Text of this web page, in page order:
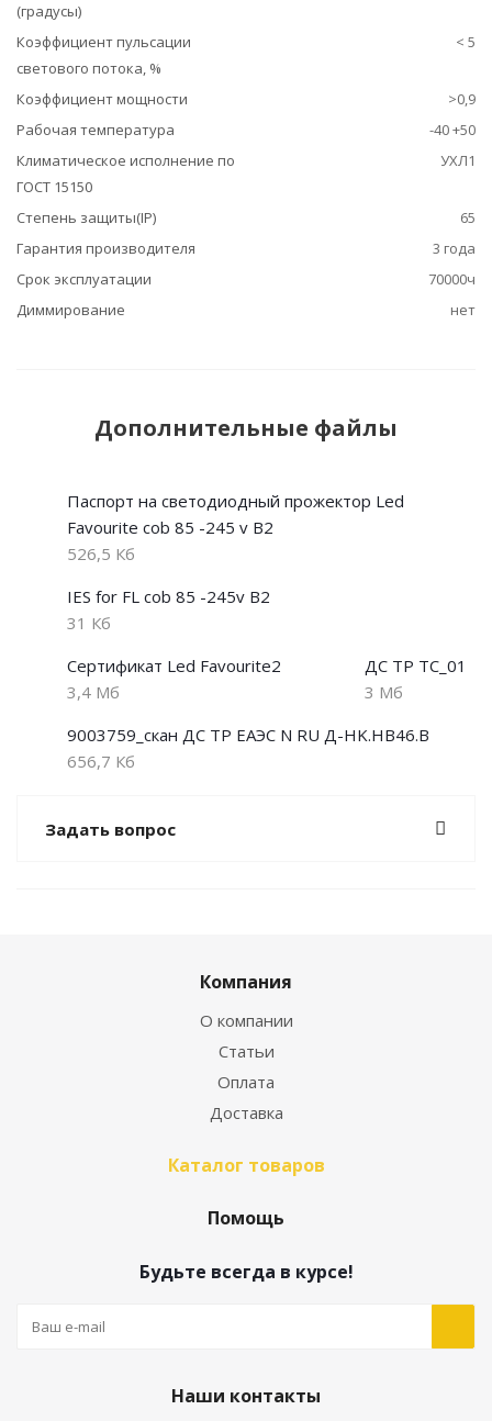
(градусы)
Коэффициент пульсации
светового потока, %
< 5
Коэффициент мощности
>0,9
Рабочая температура
-40 +50
Климатическое исполнение по
ГОСТ 15150
УХЛ1
Степень защиты(IP)
65
Гарантия производителя
3 года
Срок эксплуатации
70000ч
Диммирование
нет
Дополнительные файлы
Паспорт на светодиодный прожектор Led
Favourite cob 85 -245 v В2
526,5 Кб
IES for FL cob 85 -245v В2
31 Кб
Сертификат Led Favourite2
3,4 Мб
ДС ТР ТС_01
3 Мб
9003759_скан ДС ТР ЕАЭС N RU Д-HK.НВ46.В
656,7 Кб
Задать вопрос
Компания
О компании
Статьи
Оплата
Доставка
Каталог товаров
Помощь
Будьте всегда в курсе!
Наши контакты